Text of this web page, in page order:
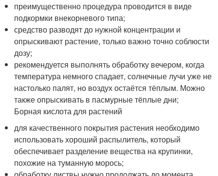
преимущественно процедура проводится в виде
подкормки внекорневого типа;
средство разводят до нужной концентрации и
опрыскивают растение, только важно точно соблюсти
дозу;
рекомендуется выполнять обработку вечером, когда
температура немного спадает, солнечные лучи уже не
настолько палят, но воздух остаётся тёплым. Можно
также опрыскивать в пасмурные тёплые дни;
Борная кислота для растений
для качественного покрытия растения необходимо
использовать хороший распылитель, который
обеспечивает разделение вещества на крупинки,
похожие на туманную морось;